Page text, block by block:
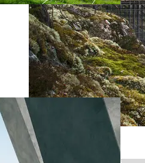
Alla våra produkter